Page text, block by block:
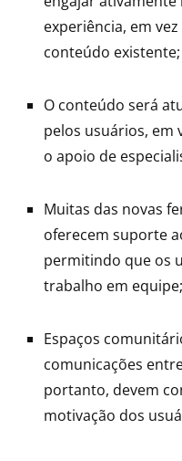
experiência, em
conteúdo existente;
O conteúdo será
pelos usuários, em
o apoio de
Muitas das novas
oferecem suporte
permitindo que os
trabalho em equipe;
Espaços
comunicações
portanto, devem
motivação dos